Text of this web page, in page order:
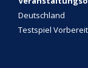
Deutschland
Testspiel